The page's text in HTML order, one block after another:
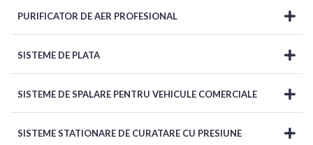
PURIFICATOR DE AER PROFESIONAL
SISTEME DE PLATA
SISTEME DE SPALARE PENTRU VEHICULE COMERCIALE
SISTEME STATIONARE DE CURATARE CU PRESIUNE